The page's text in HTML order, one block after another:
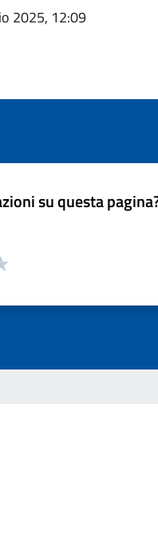
2025, 12:09
su questa